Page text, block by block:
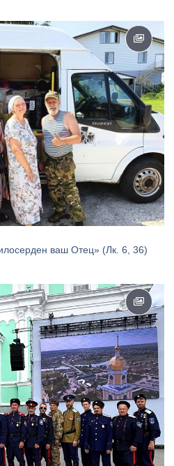
ваш Отец» (Лк. 6, 36)